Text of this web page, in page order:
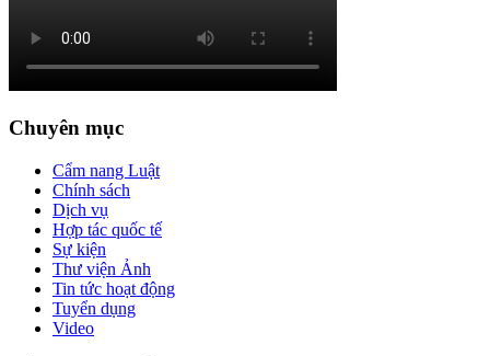
Chuyên mục
Cẩm nang Luật
Chính sách
Dịch vụ
Hợp tác quốc tế
Sự kiện
Thư viện Ảnh
Tin tức hoạt động
Tuyển dụng
Video